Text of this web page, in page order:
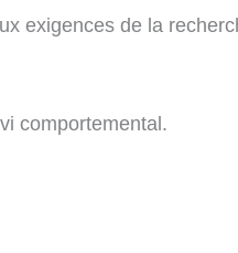
exigences de la
comportemental.